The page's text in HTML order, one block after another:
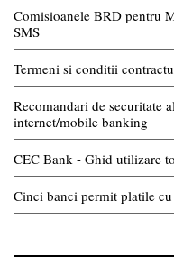
Comisioanele BRD pentru
SMS
Termeni si conditii
Recomandari de securitate
internet/mobile banking
CEC Bank - Ghid utilizare
Cinci banci permit platile